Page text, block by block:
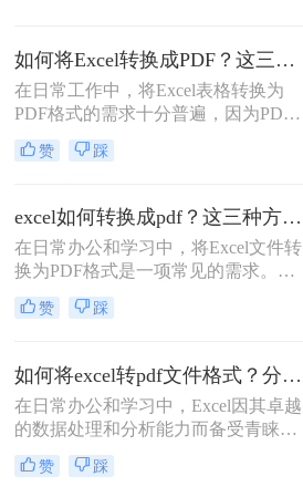
文件可能会出现分页问题，导致打印
或阅读时不够方便。那么，excel转pdf
如何保持在一页呢？下面将介绍四种
方法供大家参考。
如何将Excel转换成PDF？这三种转换方法快来了解下！
在日常工作中，将Excel表格转换为
PDF格式的需求十分普遍，因为PDF
格式能确保文档在不同设备上的一致
显示，并且方便打印或发送给他人查
意更改，还是为了更方便地分享和打
印，将Excel转换为PDF都是一个实用
的技能。那么如何将Excel转换成PDF
呢？下面详细介绍几种将Excel转换为
PDF的方法。
赞 踩
excel如何转换成pdf？这三种方法教会你！
在日常办公和学习中，将Excel文件转
换为PDF格式是一项常见的需求。
PDF格式因其跨平台性、格式稳定性
和易于阅读的特性，成为分享和保存
成pdf呢？本文将详细介绍几种将
Excel转换成PDF格式的方法，帮助您
轻松完成转换。
赞 踩
如何将excel转pdf文件格式？分享三种实用操作方法！
在日常办公和学习中，Excel因其卓越
的数据处理和分析能力而备受青睐。
然而，在需要将Excel表格以固定格式
分享、打印或存档时，PDF格式因其
赞 踩